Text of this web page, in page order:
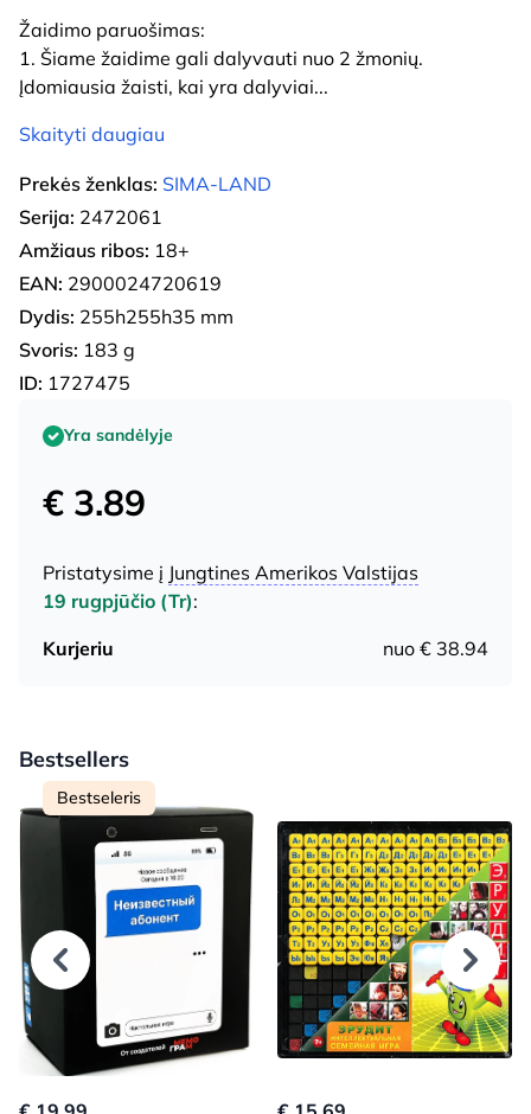
Žaidimo paruošimas:
1. Šiame žaidime gali dalyvauti nuo 2 žmonių.
Įdomiausia žaisti, kai yra dalyviai...
Skaityti daugiau
Prekės ženklas: SIMA-LAND
Serija: 2472061
Amžiaus ribos: 18+
EAN: 2900024720619
Dydis: 255h255h35 mm
Svoris: 183 g
ID: 1727475
Yra sandėlyje
€ 3.89
Pristatysime į Jungtines Amerikos Valstijas
19 rugpjūčio (Tr):
Kurjeriu
nuo € 38.94
Bestsellers
Bestseleris